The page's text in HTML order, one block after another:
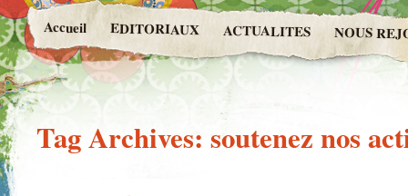
Accueil EDITORIAUX ACTUALITES NOUS
Tag Archives: soutenez nos